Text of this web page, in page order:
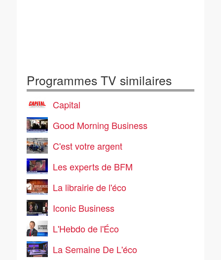
Programmes TV similaires
Capital
Good Morning Business
C'est votre argent
Les experts de BFM
La librairie de l'éco
Iconic Business
L'Hebdo de l'Éco
La Semaine De L'éco